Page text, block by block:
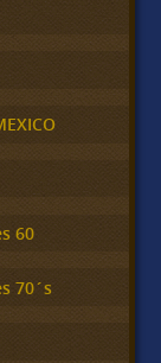
60
70´s